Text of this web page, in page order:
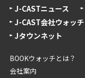
J-CASTニュース
J-CAST会社ウォッチ
Jタウンネット
BOOKウォッチとは？
会社案内